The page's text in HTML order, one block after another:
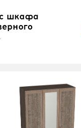
шкафа